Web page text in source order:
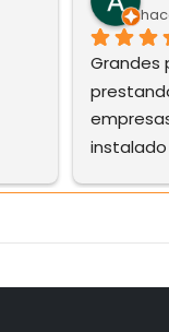
Grandes
instalado